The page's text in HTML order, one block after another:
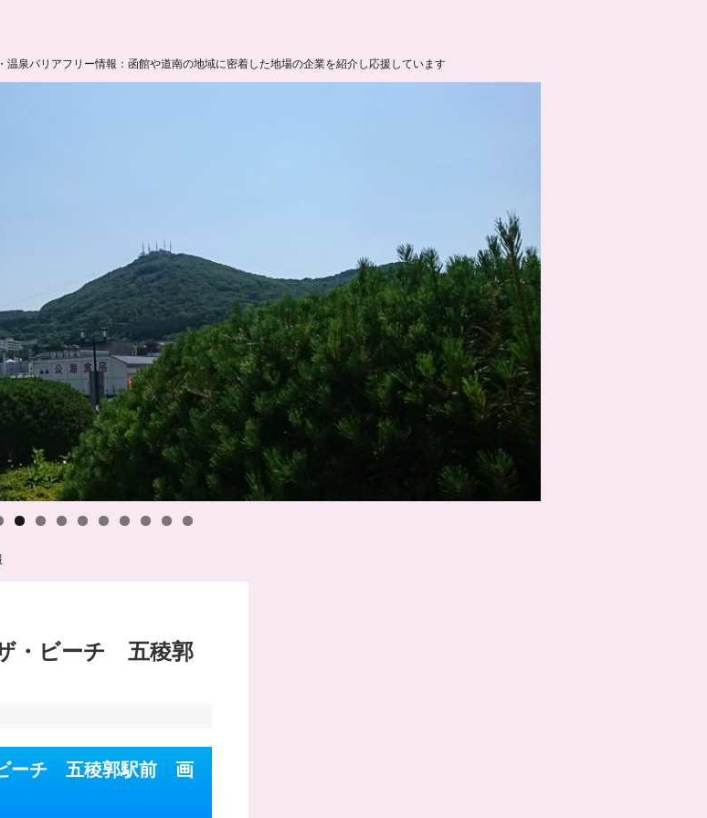
リアフリー情報：函館や道南の地域に密着した地場の企業を紹介し応援しています
・ビーチ 五稜郭
ーチ 五稜郭駅前 画